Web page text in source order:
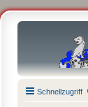
Schnellzugriff